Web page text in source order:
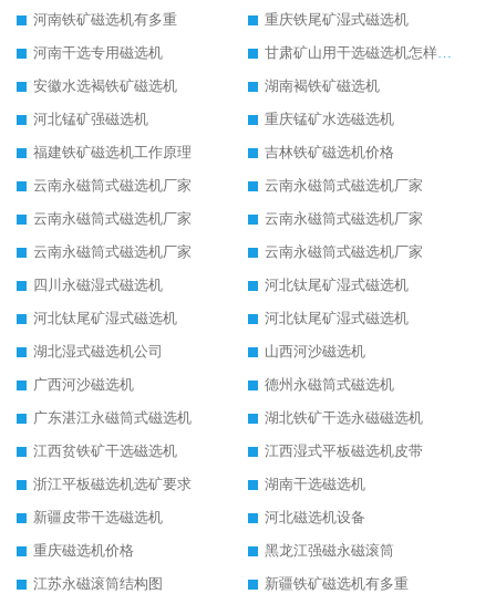
河南铁矿磁选机有多重
重庆铁尾矿湿式磁选机
河南干选专用磁选机
甘肃矿山用干选磁选机怎样调磁
安徽水选褐铁矿磁选机
湖南褐铁矿磁选机
河北锰矿强磁选机
重庆锰矿水选磁选机
福建铁矿磁选机工作原理
吉林铁矿磁选机价格
云南永磁筒式磁选机厂家
云南永磁筒式磁选机厂家
云南永磁筒式磁选机厂家
云南永磁筒式磁选机厂家
云南永磁筒式磁选机厂家
云南永磁筒式磁选机厂家
四川永磁湿式磁选机
河北钛尾矿湿式磁选机
河北钛尾矿湿式磁选机
河北钛尾矿湿式磁选机
湖北湿式磁选机公司
山西河沙磁选机
广西河沙磁选机
德州永磁筒式磁选机
广东湛江永磁筒式磁选机
湖北铁矿干选永磁磁选机
江西贫铁矿干选磁选机
江西湿式平板磁选机皮带
浙江平板磁选机选矿要求
湖南干选磁选机
新疆皮带干选磁选机
河北磁选机设备
重庆磁选机价格
黑龙江强磁永磁滚筒
江苏永磁滚筒结构图
新疆铁矿磁选机有多重